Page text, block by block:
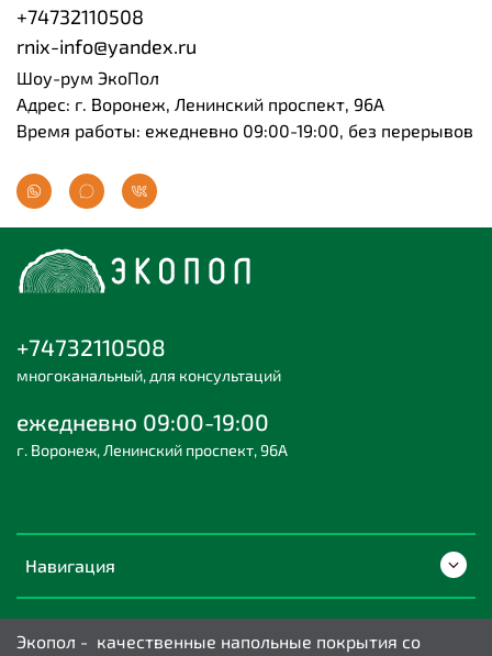
+74732110508
rnix-info@yandex.ru
Шоу-рум ЭкоПол
Адрес: г. Воронеж, Ленинский проспект, 96А
Время работы: ежедневно 09:00-19:00, без перерывов
Навигация
+74732110508
многоканальный, для консультаций
ежедневно 09:00-19:00
г. Воронеж, Ленинский проспект, 96А
Экопол - качественные напольные покрытия со